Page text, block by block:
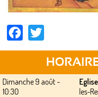
Facebook
Dimanche 9 août -
10:30
les-